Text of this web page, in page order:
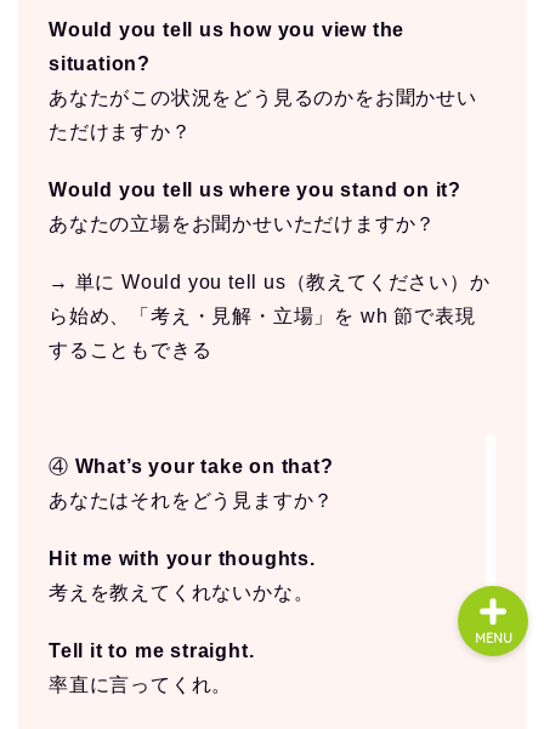
Would you tell us how you view the
situation?
あなたがこの状況をどう見るのかをお聞かせい
ただけますか？
Would you tell us where you stand on it?
あなたの立場をお聞かせいただけますか？
→ 単に Would you tell us（教えてください）か
ら始め、「考え・見解・立場」を wh 節で表現
することもできる
④ What’s your take on that?
あなたはそれをどう見ますか？
Hit me with your thoughts.
考えを教えてくれないかな。
Tell it to me straight.
率直に言ってくれ。
MENU
About us